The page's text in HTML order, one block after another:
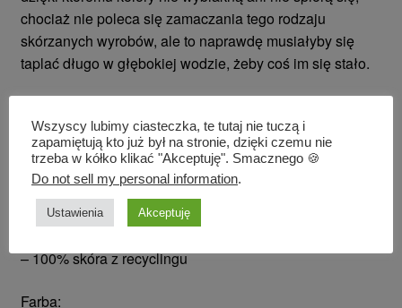
chociaż nie poleca się zamaczania tego rodzaju
skórzanych wyrobów, ale to naprawdę musiałyby się
taplać długo w głębokiej wodzie, żeby coś im się stało.
Wymiary:
– szerokość: 18cm
– długość pełna: 14cm
– 100% skóra z recyclingu
Farba:
Wszyscy lubimy ciasteczka, te tutaj nie tuczą i
zapamiętują kto już był na stronie, dzięki czemu nie
trzeba w kółko klikać "Akceptuję". Smacznego 🍪
Do not sell my personal information.
Ustawienia Akceptuję